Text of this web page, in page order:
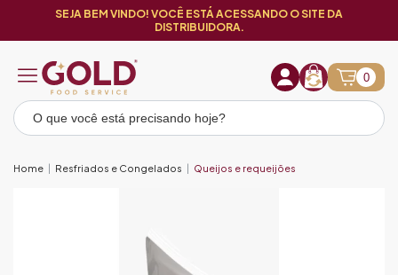
SEJA BEM VINDO! VOCÊ ESTÁ ACESSANDO O SITE DA
DISTRIBUIDORA.
0
Home Resfriados e Congelados Queijos e requeijões